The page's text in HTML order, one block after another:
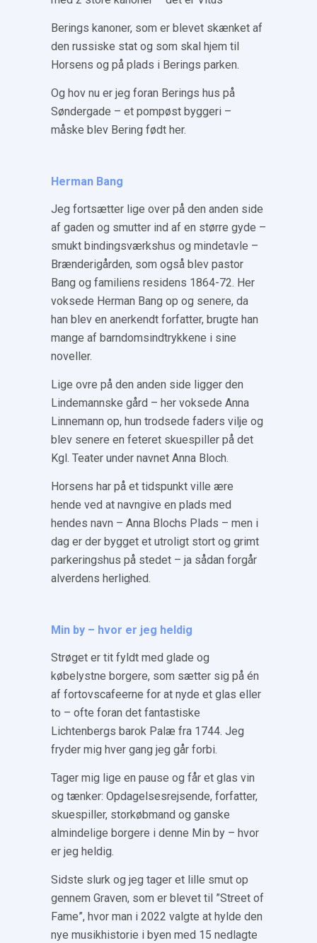
Berings kanoner, som er blevet skænket af
den russiske stat og som skal hjem til
Horsens og på plads i Berings parken.
Og hov nu er jeg foran Berings hus på
Søndergade – et pompøst byggeri –
måske blev Bering født her.
Herman Bang
Jeg fortsætter lige over på den anden side
af gaden og smutter ind af en større gyde –
smukt bindingsværkshus og mindetavle –
Brænderigården, som også blev pastor
Bang og familiens residens 1864-72. Her
voksede Herman Bang op og senere, da
han blev en anerkendt forfatter, brugte han
mange af barndomsindtrykkene i sine
noveller.
Lige ovre på den anden side ligger den
Lindemannske gård – her voksede Anna
Linnemann op, hun trodsede faders vilje og
blev senere en feteret skuespiller på det
Kgl. Teater under navnet Anna Bloch.
Horsens har på et tidspunkt ville ære
hende ved at navngive en plads med
hendes navn – Anna Blochs Plads – men i
dag er der bygget et utroligt stort og grimt
parkeringshus på stedet – ja sådan forgår
alverdens herlighed.
Min by – hvor er jeg heldig
Strøget er tit fyldt med glade og
købelystne borgere, som sætter sig på én
af fortovscafeerne for at nyde et glas eller
to – ofte foran det fantastiske
Lichtenbergs barok Palæ fra 1744. Jeg
fryder mig hver gang jeg går forbi.
Tager mig lige en pause og får et glas vin
og tænker: Opdagelsesrejsende, forfatter,
skuespiller, storkøbmand og ganske
almindelige borgere i denne Min by – hvor
er jeg heldig.
Sidste slurk og jeg tager et lille smut op
gennem Graven, som er blevet til ”Street of
Fame”, hvor man i 2022 valgte at hylde den
nye musikhistorie i byen med 15 nedlagte